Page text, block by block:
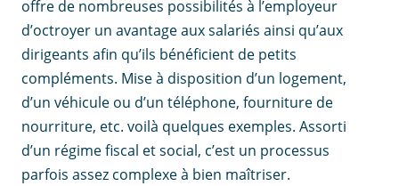
offre de nombreuses possibilités à l’employeur
d’octroyer un avantage aux salariés ainsi qu’aux
dirigeants afin qu’ils bénéficient de petits
compléments. Mise à disposition d’un logement,
d’un véhicule ou d’un téléphone, fourniture de
nourriture, etc. voilà quelques exemples. Assorti
d’un régime fiscal et social, c’est un processus
parfois assez complexe à bien maîtriser.